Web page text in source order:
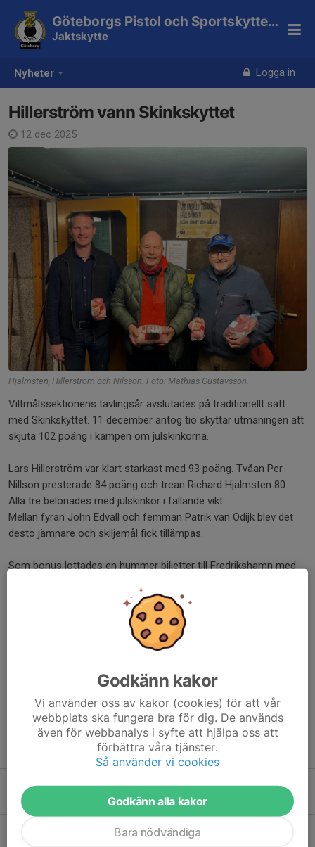
Nyheter Logga in
Göteborgs Pistol och Sportskytteklubb
Jaktskytte
Hillerström vann Skinkskyttet
12 dec 2025
Hjälmsten, Hillerström och Nilsson. Foto: Mathias Gustavsson.
Viltmålssektionens tävlingsår avslutades på traditionellt sätt
med Skinkskyttet. 11 december antog tio skyttar utmaningen att
skjuta 102 poäng i kampen om julskinkorna.
Lars Hillerström var klart starkast med 93 poäng. Tvåan Per
Nillson presterade 84 poäng och trean Richard Hjälmsten 80.
Alla tre belönades med julskinkor i fallande vikt.
Mellan fyran John Edvall och femman Patrik van Odijk blev det
desto jämnare och skiljemål fick tillämpas.
Som bonus lottades en hummer biljetter till Fredrikshamn med
dag för alla på pallen då hummern vanns av Per Nilsson och
biljetterna av Richard Hjälmsten.
TACK Stena Line o Hans Eriksson för sponsring av prisbordet.
Tidigare nyheter
🌟 Vi behöver din hjälp! 🌟
Årsmöte jaktsektionen 23/2
Godkänn kakor
Vi använder oss av kakor (cookies) för att vår
webbplats ska fungera bra för dig. De används
även för webbanalys i syfte att hjälpa oss att
förbättra våra tjänster.
Så använder vi cookies
Godkänn alla kakor
Bara nödvändiga